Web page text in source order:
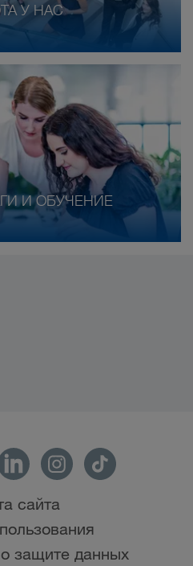
У НАС
И ОБУЧЕНИЕ
сайта
защите данных